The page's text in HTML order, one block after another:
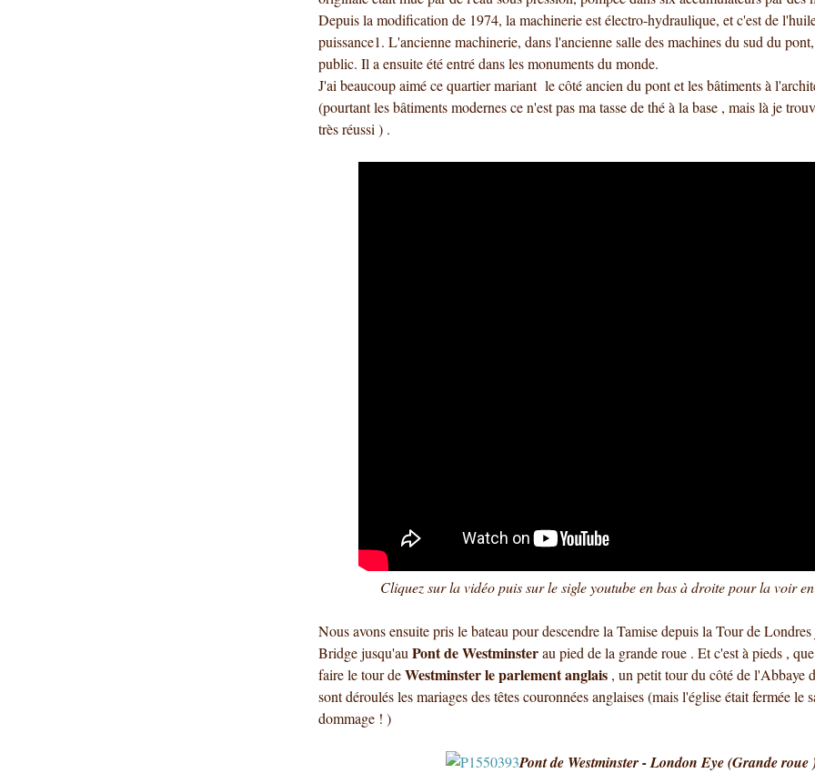
Depuis la modification de 1974, la machinerie est électro-hydraulique, et c'est de
puissance1. L'ancienne machinerie, dans l'ancienne salle des machines du sud du
public. Il a ensuite été entré dans les monuments du monde.
J'ai beaucoup aimé ce quartier mariant le côté ancien du pont et les bâtiments à
(pourtant les bâtiments modernes ce n'est pas ma tasse de thé à la base , mais là je
très réussi ) .
Cliquez sur la vidéo puis sur le sigle youtube en bas à droite pour la voir
Nous avons ensuite pris le bateau pour descendre la Tamise depuis la Tour de
Bridge jusqu'au Pont de Westminsterau pied de la grande roue . Et c'est à pieds ,
faire le tour deWestminster le parlement anglais , un petit tour du côté de l'Abbaye
sont déroulés les mariages des têtes couronnées anglaises (mais l'église était fermée le
dommage ! )
Pont de Westminster - London Eye (Grande roue